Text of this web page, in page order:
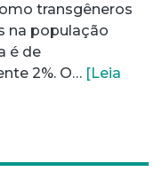
transgêneros
na população
é de
2%. O… [Leia